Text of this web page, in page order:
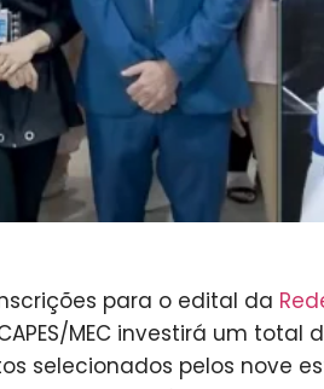
para o edital da
MEC investirá um total
selecionados pelos nove